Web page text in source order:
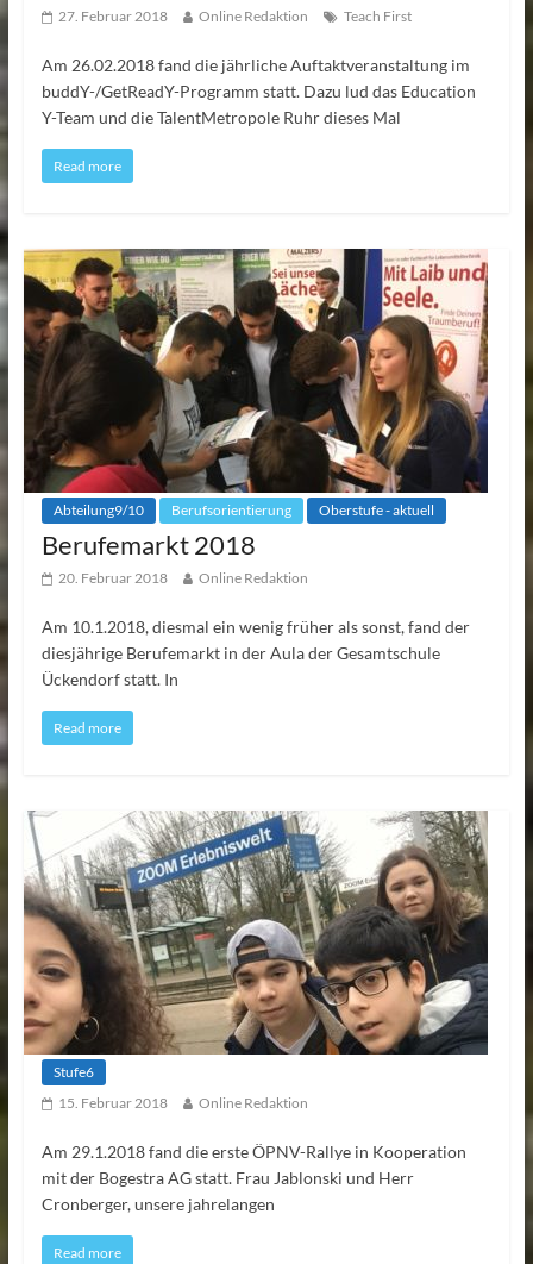
27. Februar 2018 Online Redaktion Teach First
Am 26.02.2018 fand die jährliche Auftaktveranstaltung im
buddY-/GetReadY-Programm statt. Dazu lud das Education
Y-Team und die TalentMetropole Ruhr dieses Mal
Read more
Abteilung9/10 Berufsorientierung Oberstufe - aktuell
Berufemarkt 2018
20. Februar 2018 Online Redaktion
Am 10.1.2018, diesmal ein wenig früher als sonst, fand der
diesjährige Berufemarkt in der Aula der Gesamtschule
Ückendorf statt. In
Read more
Stufe6
15. Februar 2018
Online Redaktion
Am 29.1.2018 fand die erste ÖPNV-Rallye in Kooperation
mit der Bogestra AG statt. Frau Jablonski und Herr
Cronberger, unsere jahrelangen
Read more